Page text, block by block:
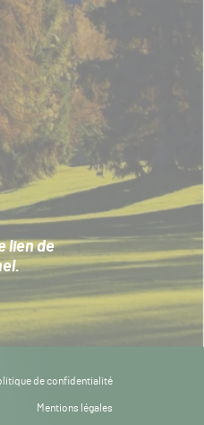
lien de
.
de confidentialité
Mentions légales